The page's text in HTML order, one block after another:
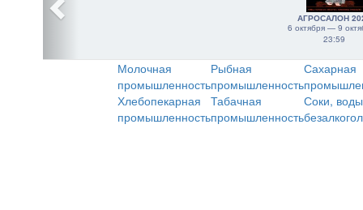
АГРОСАЛОН
6 октября — 9
23:59
Молочная
промышленность
Рыбная
промышленность
Сахарная
Хлебопекарная
промышленность
Табачная
промышленность
Соки,